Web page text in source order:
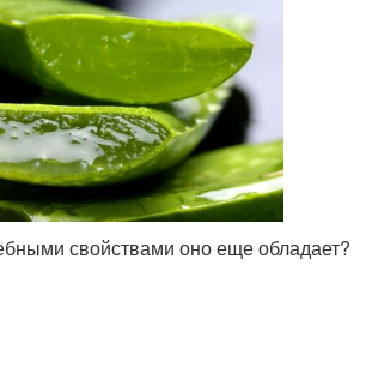
свойствами оно еще обладает?